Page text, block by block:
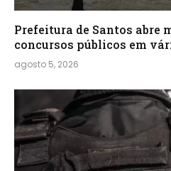
Prefeitura de Santos abre
concursos públicos em
agosto 5, 2026